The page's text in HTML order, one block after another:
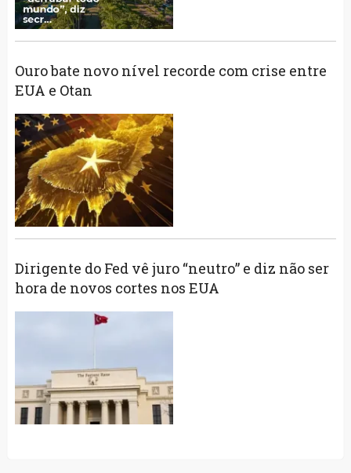
Ouro bate novo nível recorde com crise entre
EUA e Otan
Dirigente do Fed vê juro “neutro” e diz não ser
hora de novos cortes nos EUA